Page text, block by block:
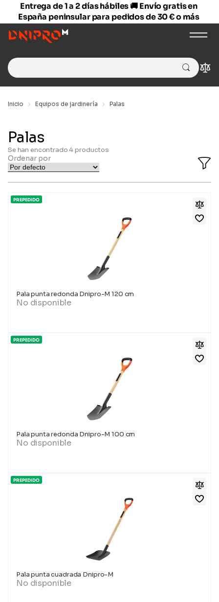
Entrega de 1 a 2 días hábiles 🚚 Envío gratis en
España peninsular para pedidos de 30 € o más
Search
for:
Inicio Equipos de jardinería Palas
Palas
Se han encontrado4productos
Ordenar por
PREPEDIDO
Pala punta redonda Dnipro-M 120 cm
No disponible
PREPEDIDO
Pala punta redonda Dnipro-M 100 cm
No disponible
PREPEDIDO
Pala punta cuadrada Dnipro-M
No disponible